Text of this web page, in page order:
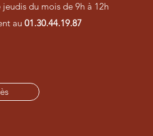
jeudis du mois de 9h à 12h
au 01.30.44.19.87